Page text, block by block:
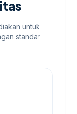
untuk
standar